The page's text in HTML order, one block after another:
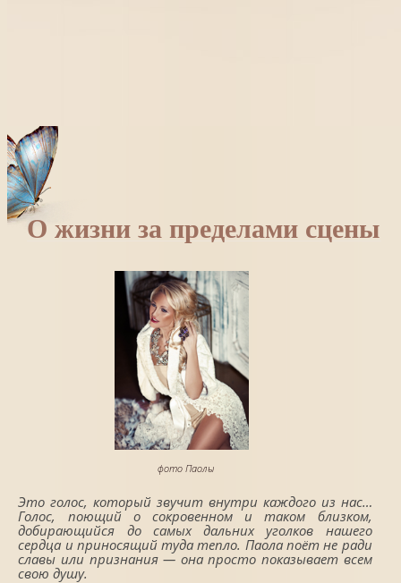
О жизни за пределами сцены
фото Паолы
Это голос, который звучит внутри каждого из нас…
Голос, поющий о сокровенном и таком близком,
добирающийся до самых дальних уголков нашего
сердца и приносящий туда тепло. Паола поёт не ради
славы или признания — она просто показывает всем
свою душу.